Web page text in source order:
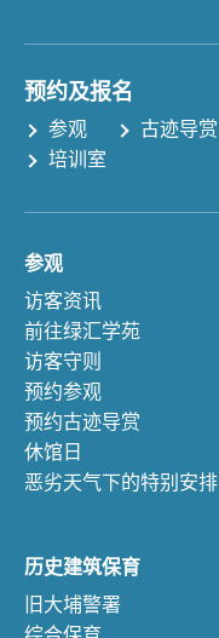
预约及报名
参观 古迹导赏
培训室
参观
访客资讯
前往绿汇学苑
访客守则
预约参观
预约古迹导赏
休馆日
恶劣天气下的特别安排
历史建筑保育
旧大埔警署